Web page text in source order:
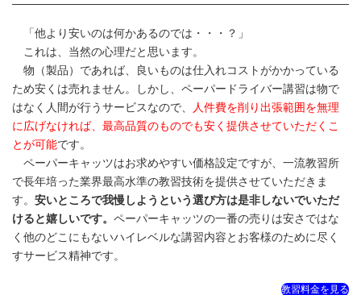
「他より安いのは何かあるのでは・・・？」
これは、当然の心理だと思います。
物（製品）であれば、良いものは仕入れコストがかかっている
ため安くは売れません。しかし、ペーパードライバー講習は物で
はなく人間が行うサービスなので、
人件費を削り出張範囲を無理
に広げなければ、最高品質のものでも安く提供させていただくこ
とが可能です。
ペーパーキャッツはお求めやすい価格設定ですが、一流教習所
で長年培った業界最高水準の教習技術を提供させていただきま
す。 安いところで我慢しようという選び方は是非しないでいただ
けると嬉しいです。 ペーパーキャッツの一番の売りは安さではな
く他のどこにもないハイレベルな講習内容とお客様のために尽く
すサービス精神です。
教習料金を見る